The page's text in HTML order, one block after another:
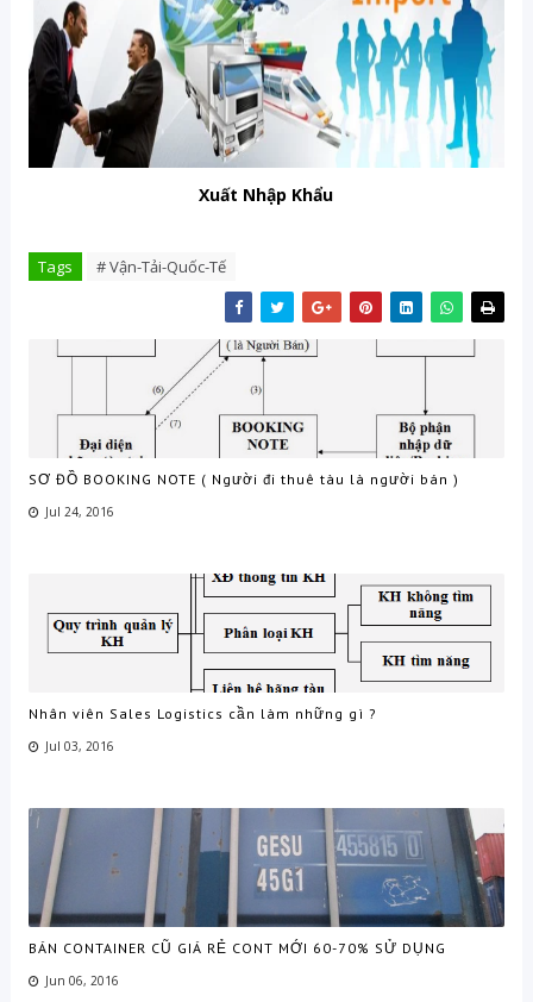
Xuất Nhập Khẩu
Tags # Vận-Tải-Quốc-Tế
SƠ ĐỒ BOOKING NOTE ( Người đi thuê tàu là người bán )
Jul 24, 2016
Nhân viên Sales Logistics cần làm những gì ?
Jul 03, 2016
BÁN CONTAINER CŨ GIÁ RẺ CONT MỚI 60-70% SỬ DỤNG
Jun 06, 2016